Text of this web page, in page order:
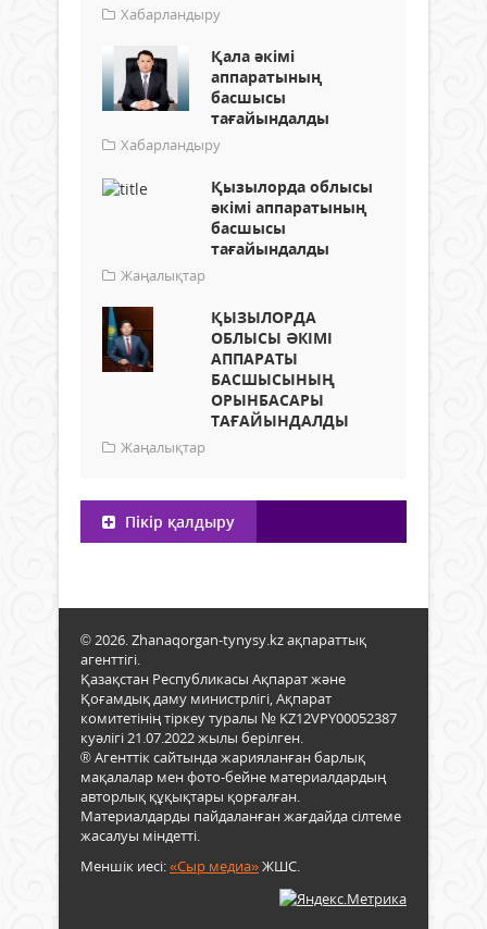
Хабарландыру
Қала әкімі
аппаратының
басшысы
тағайындалды
Хабарландыру
Қызылорда облысы
әкімі аппаратының
басшысы
тағайындалды
Жаңалықтар
ҚЫЗЫЛОРДА
ОБЛЫСЫ ӘКІМІ
АППАРАТЫ
БАСШЫСЫНЫҢ
ОРЫНБАСАРЫ
ТАҒАЙЫНДАЛДЫ
Жаңалықтар
Пікір қалдыру
© 2026. Zhanaqorgan-tynysy.kz ақпараттық
агенттігі.
Қазақстан Республикасы Ақпарат және
Қоғамдық даму министрлігі, Ақпарат
комитетінің тіркеу туралы № KZ12VPY00052387
куәлігі 21.07.2022 жылы берілген.
® Агенттік сайтында жарияланған барлық
мақалалар мен фото-бейне материалдардың
авторлық құқықтары қорғалған.
Материалдарды пайдаланған жағдайда сілтеме
жасалуы міндетті.
Меншік иесі:«Сыр медиа»ЖШС.